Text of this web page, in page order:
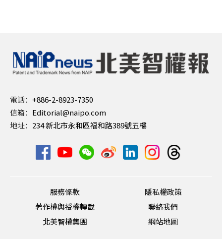
電話： +886-2-8923-7350
信箱： Editorial@naipo.com
地址： 234 新北市永和區福和路389號五樓
服務條款
隱私權政策
著作權與授權轉載
聯絡我們
北美智權集團
網站地圖